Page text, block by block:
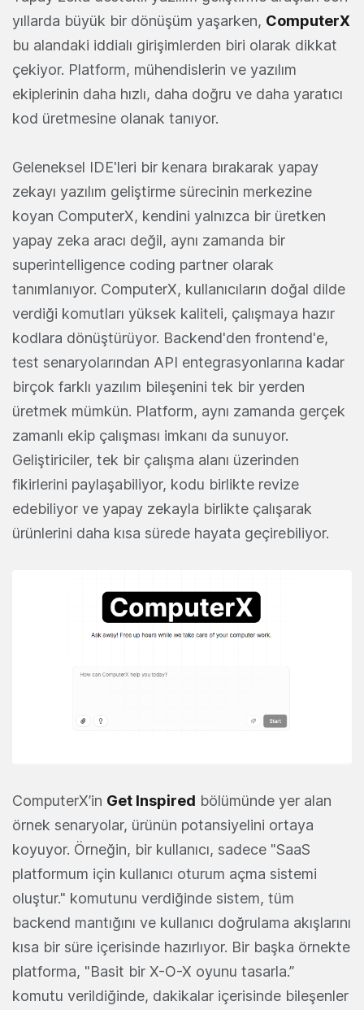
yıllarda büyük bir dönüşüm yaşarken, ComputerX
bu alandaki iddialı girişimlerden biri olarak dikkat
çekiyor. Platform, mühendislerin ve yazılım
ekiplerinin daha hızlı, daha doğru ve daha yaratıcı
kod üretmesine olanak tanıyor.
Geleneksel IDE'leri bir kenara bırakarak yapay
zekayı yazılım geliştirme sürecinin merkezine
koyan ComputerX, kendini yalnızca bir üretken
yapay zeka aracı değil, aynı zamanda bir
superintelligence coding partner olarak
tanımlanıyor. ComputerX, kullanıcıların doğal dilde
verdiği komutları yüksek kaliteli, çalışmaya hazır
kodlara dönüştürüyor. Backend'den frontend'e,
test senaryolarından API entegrasyonlarına kadar
birçok farklı yazılım bileşenini tek bir yerden
üretmek mümkün. Platform, aynı zamanda gerçek
zamanlı ekip çalışması imkanı da sunuyor.
Geliştiriciler, tek bir çalışma alanı üzerinden
fikirlerini paylaşabiliyor, kodu birlikte revize
edebiliyor ve yapay zekayla birlikte çalışarak
ürünlerini daha kısa sürede hayata geçirebiliyor.
ComputerX’in Get Inspired bölümünde yer alan
örnek senaryolar, ürünün potansiyelini ortaya
koyuyor. Örneğin, bir kullanıcı, sadece "SaaS
platformum için kullanıcı oturum açma sistemi
oluştur." komutunu verdiğinde sistem, tüm
backend mantığını ve kullanıcı doğrulama akışlarını
kısa bir süre içerisinde hazırlıyor. Bir başka örnekte
platforma, "Basit bir X-O-X oyunu tasarla.”
komutu verildiğinde, dakikalar içerisinde bileşenler